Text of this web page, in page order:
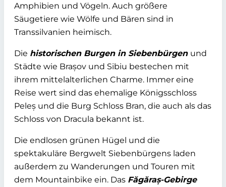
Amphibien und Vögeln. Auch größere
Säugetiere wie Wölfe und Bären sind in
Transsilvanien heimisch.
Die historischen Burgen in Siebenbürgen und
Städte wie Brașov und Sibiu bestechen mit
ihrem mittelalterlichen Charme. Immer eine
Reise wert sind das ehemalige Königsschloss
Peleș und die Burg Schloss Bran, die auch als das
Schloss von Dracula bekannt ist.
Die endlosen grünen Hügel und die
spektakuläre Bergwelt Siebenbürgens laden
außerdem zu Wanderungen und Touren mit
dem Mountainbike ein. Das Făgăraș-Gebirge